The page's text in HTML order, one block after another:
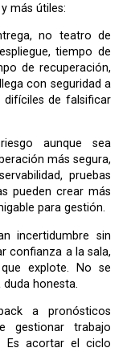
más útiles:
tiempo de
de recuperación,
con seguridad a
difíciles de falsificar
más segura,
pruebas
pueden crear más
para gestión.
confianza a la sala,
explote. No se
honesta.
gestionar trabajo
Es acortar el ciclo